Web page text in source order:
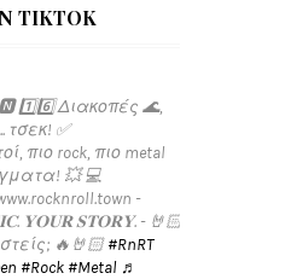
TIKTOK
Διακοπές 🌊,
τσεκ! ✅️
πιο rock, πιο metal
💥 💻
-
𝐘𝐎𝐔𝐑 𝐒𝐓𝐎𝐑𝐘. - 🤘🏻
🔥🤘🏻#RnRT
#Rock #Metal ♬